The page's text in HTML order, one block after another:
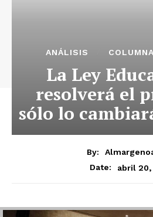
ANÁLISIS COLUMNA
La Ley
resolverá el
sólo lo
By:
Date:
abril 20,